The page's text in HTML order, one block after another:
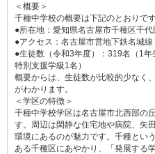
＜概要＞
千種中学校の概要は下記のとおりです
●所在地：愛知県名古屋市千種区千
●アクセス：名古屋市営地下鉄名城
●生徒数（令和3年度）：319名（1
特別支援学級1名）
概要からは、生徒数が比較的少なく
がわかります。
＜学区の特徴＞
千種中学校学区は名古屋市北西部の
す。周辺は閑静な住宅地や病院、矢
環境にあるのが魅力です。千種とい
ある千種区にあやかり、「発展する